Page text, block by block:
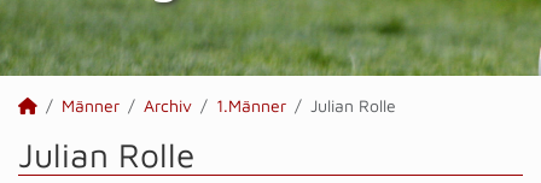
Männer Archiv 1.Männer Julian Rolle
Julian Rolle